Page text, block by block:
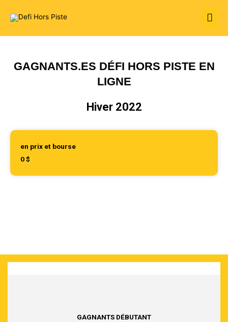
GAGNANTS.ES DÉFI HORS PISTE EN
LIGNE
Hiver 2022
en prix et bourse
0$
GAGNANTS DÉBUTANT